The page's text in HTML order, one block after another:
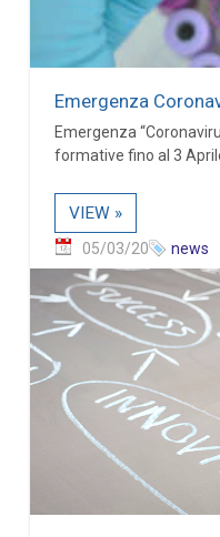
Emergenza
Emergenza
formative fino al 3
VIEW »
05/03/20 news